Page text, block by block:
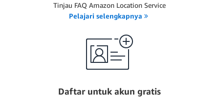
Tinjau FAQ Amazon Location Service
Pelajari selengkapnya
Daftar untuk akun gratis